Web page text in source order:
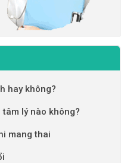
hay không?
lý nào không?
mang thai